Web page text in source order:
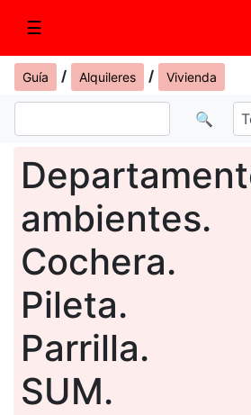
☰
Guía / Alquileres / Vivienda
🔍
ambientes.
Cochera.
Pileta.
Parrilla.
SUM.